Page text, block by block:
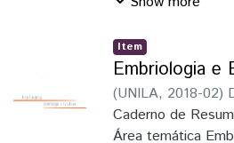
Item
Embriologia e
(UNILA, 2018-02)
Soares, Elaine
Hermes José;
Caderno de
Área temática